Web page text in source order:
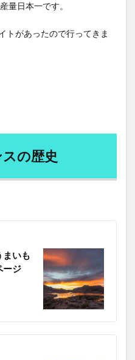
量日本一です。
トがあったので行ってきま
の歴史
まいも
ージ